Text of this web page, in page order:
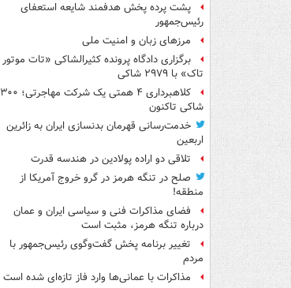
پشت پرده پخش هدفمند شایعه استعفای
رئیس‌جمهور
مرزهای زبان و امنیت ملی
برگزاری دادگاه پرونده کثیرالشاکی «تات موتور
تاک» با ۲۹۷۹ شاکی
کلاهبرداری ۴ همتی یک شرکت مهاجرتی؛ ۳۰۰
شاکی تاکنون
خدمت‌رسانی قهرمان بدنسازی ایران به زائرین
اربعین
تلاقی دو اراده پولادین در هندسه قدرت
صلح در تنگه هرمز در گرو خروج آمریکا از
منطقه!
فضای مذاکرات فنی و سیاسی ایران و عمان
درباره تنگه هرمز، مثبت است
تغییر برنامه پخش گفت‌وگوی رئیس‌جمهور با
مردم
مذاکرات با عمانی‌ها وارد فاز تازه‌ای شده است